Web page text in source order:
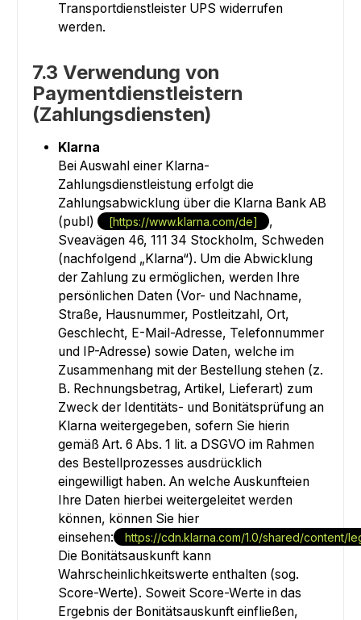
Transportdienstleister UPS widerrufen
werden.
7.3 Verwendung von
Paymentdienstleistern
(Zahlungsdiensten)
Klarna
Bei Auswahl einer Klarna-
Zahlungsdienstleistung erfolgt die
Zahlungsabwicklung über die Klarna Bank AB
(publ)
[https://www.klarna.com/de]
,
Sveavägen 46, 111 34 Stockholm, Schweden
(nachfolgend „Klarna“). Um die Abwicklung
der Zahlung zu ermöglichen, werden Ihre
persönlichen Daten (Vor- und Nachname,
Straße, Hausnummer, Postleitzahl, Ort,
Geschlecht, E-Mail-Adresse, Telefonnummer
und IP-Adresse) sowie Daten, welche im
Zusammenhang mit der Bestellung stehen (z.
B. Rechnungsbetrag, Artikel, Lieferart) zum
Zweck der Identitäts- und Bonitätsprüfung an
Klarna weitergegeben, sofern Sie hierin
gemäß Art. 6 Abs. 1 lit. a DSGVO im Rahmen
des Bestellprozesses ausdrücklich
eingewilligt haben. An welche Auskunfteien
Ihre Daten hierbei weitergeleitet werden
können, können Sie hier
einsehen:
https://cdn.klarna.com/1.0/shared/content/
Die Bonitätsauskunft kann
Wahrscheinlichkeitswerte enthalten (sog.
Score-Werte). Soweit Score-Werte in das
Ergebnis der Bonitätsauskunft einfließen,